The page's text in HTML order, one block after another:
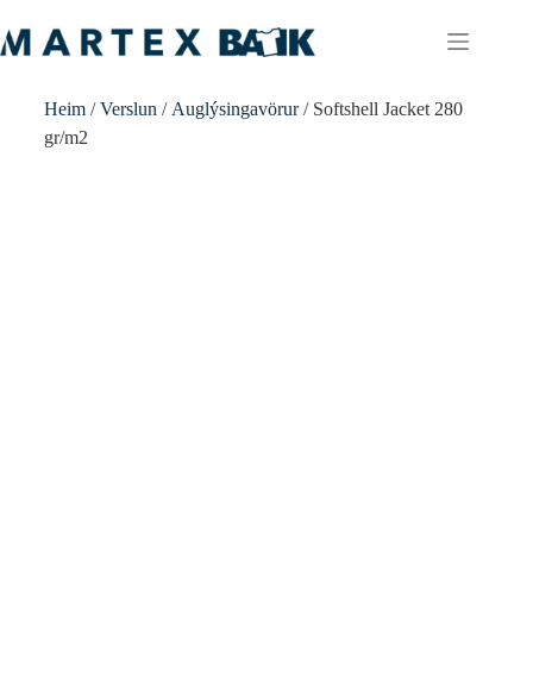
Heim/Verslun / Auglýsingavörur/ Softshell Jacket 280
gr/m2